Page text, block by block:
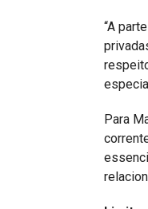
“A
Para